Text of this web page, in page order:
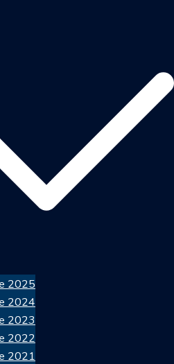
2025
2024
2023
2022
2021